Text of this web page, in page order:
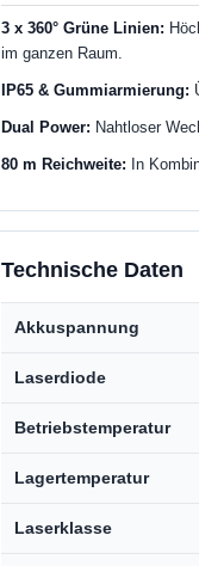
3 x 360° Grüne Linien:
im ganzen Raum.
IP65 & Gummiarmierung:
Dual Power: Nahtloser
80 m Reichweite: In
Technische Daten
Akkuspannung
Laserdiode
Betriebstemperatur
Lagertemperatur
Laserklasse